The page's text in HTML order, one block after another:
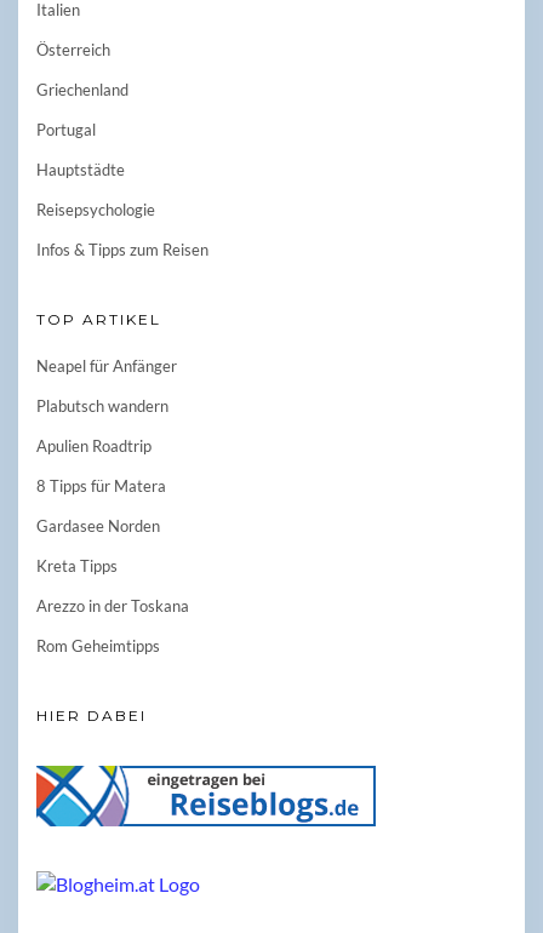
Italien
Österreich
Griechenland
Portugal
Hauptstädte
Reisepsychologie
Infos & Tipps zum Reisen
TOP ARTIKEL
Neapel für Anfänger
Plabutsch wandern
Apulien Roadtrip
8 Tipps für Matera
Gardasee Norden
Kreta Tipps
Arezzo in der Toskana
Rom Geheimtipps
HIER DABEI